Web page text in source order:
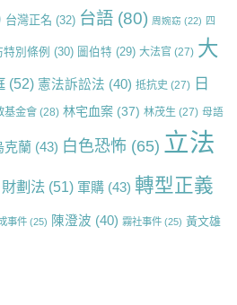
台灣正名 (32) 台語 (80) 周婉窈 (22) 四
特別條例 (30) 圖伯特 (29) 大法官 (27) 大
(52) 憲法訴訟法 (40) 抵抗史 (27) 日
基金會 (28) 林宅血案 (37) 林茂生 (27) 母語
克蘭 (43) 白色恐怖 (65) 立法
財劃法 (51) 軍購 (43) 轉型正義
事件 (25) 陳澄波 (40) 霧社事件 (25) 黃文雄